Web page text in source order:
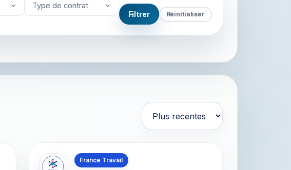
Type de contrat
Filtrer Réinitialiser
Trier par
France Travail
Offres en Saint-Pierre-et-Miquelon